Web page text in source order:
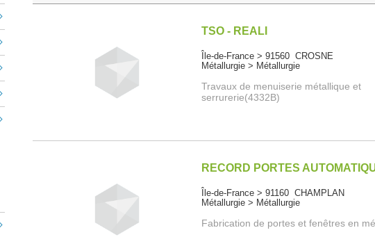
TSO - REALI
Île-de-France > 91560 CROSNE
Métallurgie > Métallurgie
Travaux de menuiserie métallique et
serrurerie(4332B)
RECORD PORTES
Île-de-France > 91160 CHAMPLAN
Métallurgie > Métallurgie
Fabrication de portes et fenêtres en